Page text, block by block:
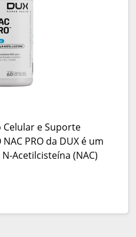
Celular e Suporte
PRO da DUX é um
Acetilcisteína (NAC)